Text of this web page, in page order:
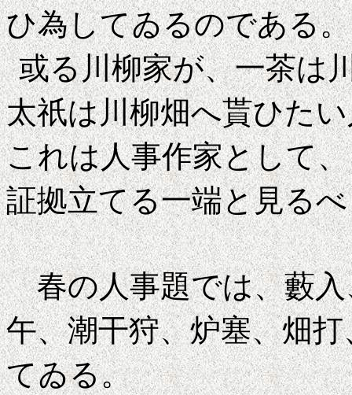
ひ為してゐるのである。
或る川柳家が、一茶は
太祇は川柳畑へ貰ひた
これは人事作家として
証拠立てる一端と見る
春の人事題では、藪入
午、潮干狩、炉塞、畑
てゐる。